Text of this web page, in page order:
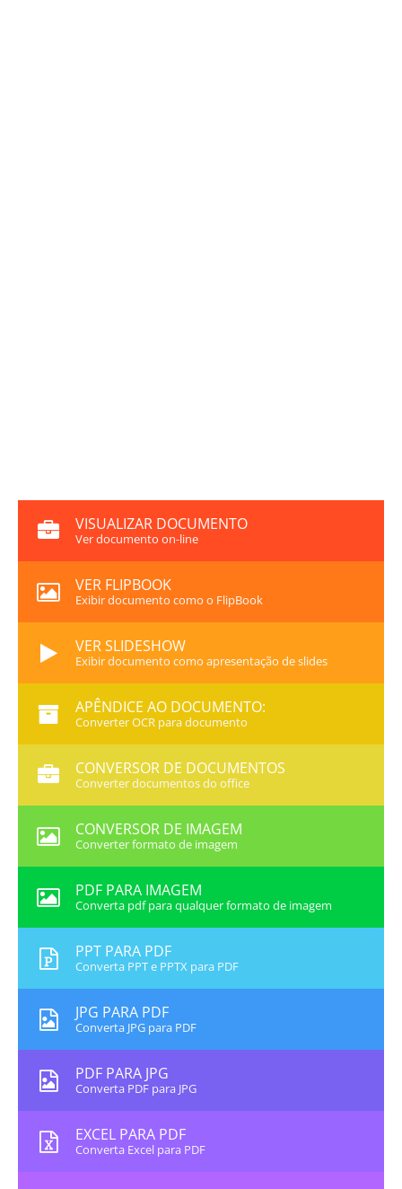
VISUALIZAR DOCUMENTO
Ver documento on-line
VER FLIPBOOK
Exibir documento como o FlipBook
VER SLIDESHOW
Exibir documento como apresentação de slides
APÊNDICE AO DOCUMENTO:
Converter OCR para documento
CONVERSOR DE DOCUMENTOS
Converter documentos do office
CONVERSOR DE IMAGEM
Converter formato de imagem
PDF PARA IMAGEM
Converta pdf para qualquer formato de imagem
PPT PARA PDF
Converta PPT e PPTX para PDF
JPG PARA PDF
Converta JPG para PDF
PDF PARA JPG
Converta PDF para JPG
EXCEL PARA PDF
Converta Excel para PDF